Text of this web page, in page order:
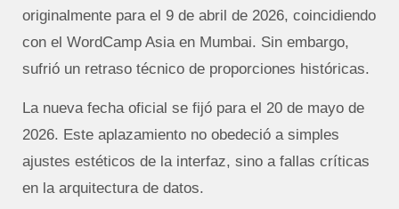
originalmente para el 9 de abril de 2026, coincidiendo
con el WordCamp Asia en Mumbai. Sin embargo,
sufrió un retraso técnico de proporciones históricas.
La nueva fecha oficial se fijó para el 20 de mayo de
2026. Este aplazamiento no obedeció a simples
ajustes estéticos de la interfaz, sino a fallas críticas
en la arquitectura de datos.